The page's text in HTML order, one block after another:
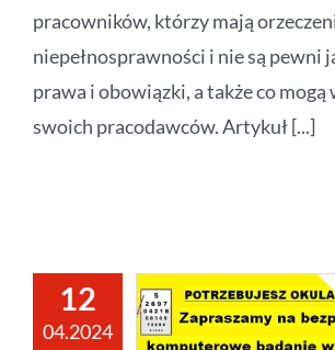
pracowników, którzy mają
niepełnosprawności i nie są pewni
prawa i obowiązki, a także co mogą
swoich pracodawców. Artykuł [...]
12
04.2024